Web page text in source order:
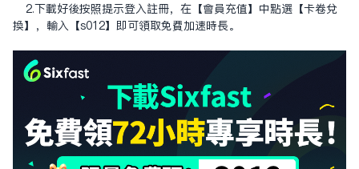
2.下載好後按照提示登入註冊，在【會員充值】中點選【卡卷兌
換】，輸入【s012】即可領取免費加速時長。